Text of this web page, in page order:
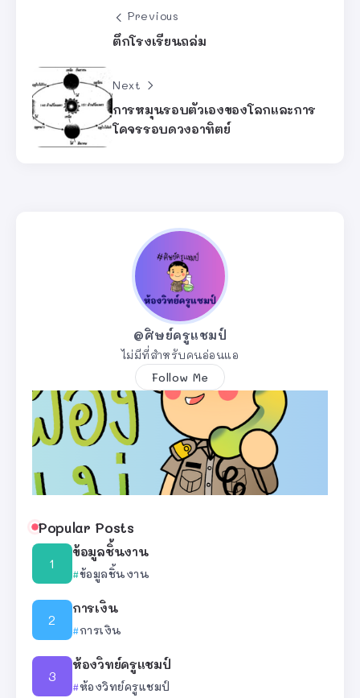
Previous
ตึกโรงเรียนถล่ม
Next
การหมุนรอบตัวเองของโลกและการ
โคจรรอบดวงอาทิตย์
@ศิษย์ครูแชมป์
ไม่มีที่สำหรับคนอ่อนแอ
Follow Me
Popular Posts
ข้อมูลชิ้นงาน
ข้อมูลชิ้นงาน
การเงิน
การเงิน
ห้องวิทย์ครูแชมป์
ห้องวิทย์ครูแชมป์